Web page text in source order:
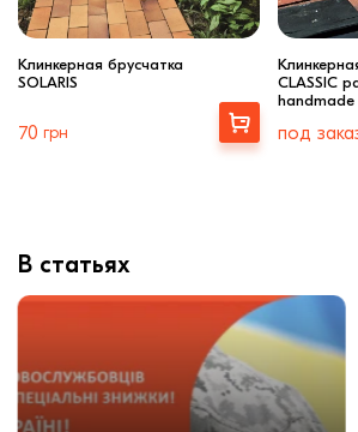
Клинкерная брусчатка
SOLARIS
70 грн
Купити
CLASSIC
handmade
под
В статьях